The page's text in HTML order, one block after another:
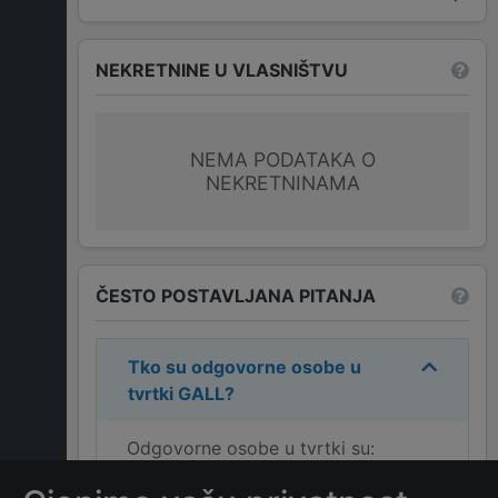
NEKRETNINE U VLASNIŠTVU
NEMA PODATAKA O
NEKRETNINAMA
ČESTO POSTAVLJANA PITANJA
Tko su odgovorne osobe u
tvrtki GALL?
Odgovorne osobe u tvrtki su: